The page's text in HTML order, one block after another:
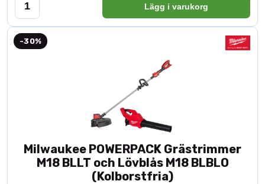
Lägg i varukorg
-30%
Milwaukee POWERPACK Grästrimmer
M18 BLLT och Lövblås M18 BLBLO
(Kolborstfria)